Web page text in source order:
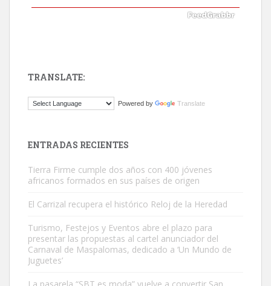
El ayuntamiento se va a llevar a Los Gatos callejeros de la zona los
Gato manso encontrado
Este gato macho ha aparecido en la calle hace menos de un mes,
es muy manso y extremadamente cari...
TRANSLATE:
Powered by Translate
ENTRADAS RECIENTES
Tierra Firme cumple dos años con 400 jóvenes
africanos formados en sus países de origen
El Carrizal recupera el histórico Reloj de la Heredad
Turismo, Festejos y Eventos abre el plazo para
presentar las propuestas al cartel anunciador del
Carnaval de Maspalomas, dedicado a ‘Un Mundo de
Juguetes’